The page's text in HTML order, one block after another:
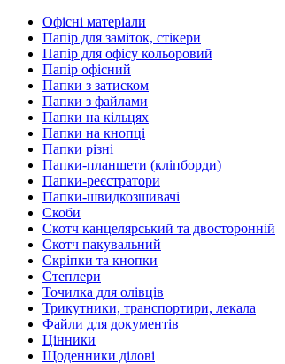
Офісні матеріали
Папір для заміток, стікери
Папір для офісу кольоровий
Папір офісний
Папки з затиском
Папки з файлами
Папки на кільцях
Папки на кнопці
Папки різні
Папки-планшети (кліпборди)
Папки-реєстратори
Папки-швидкозшивачі
Скоби
Скотч канцелярський та двосторонній
Скотч пакувальний
Скріпки та кнопки
Степлери
Точилка для олівців
Трикутники, транспортири, лекала
Файли для документів
Цінники
Щоденники ділові